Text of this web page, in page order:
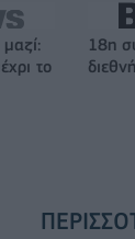
το
18η